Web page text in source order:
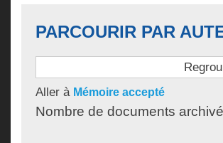
PARCOURIR PAR
Aller à Mémoire accepté
Nombre de documents